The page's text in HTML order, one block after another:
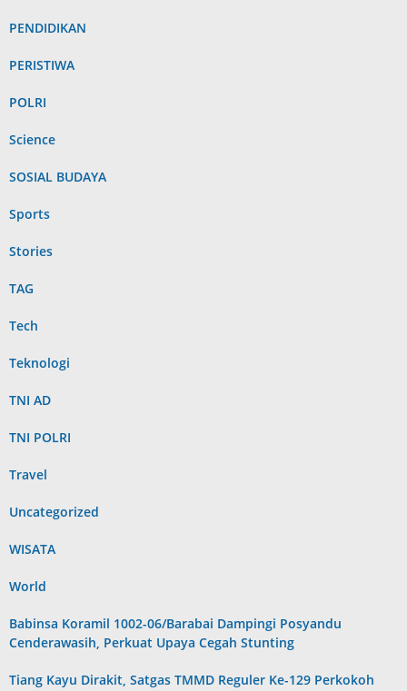
PENDIDIKAN
PERISTIWA
POLRI
Science
SOSIAL BUDAYA
Sports
Stories
TAG
Tech
Teknologi
TNI AD
TNI POLRI
Travel
Uncategorized
WISATA
World
Babinsa Koramil 1002-06/Barabai Dampingi Posyandu
Cenderawasih, Perkuat Upaya Cegah Stunting
Tiang Kayu Dirakit, Satgas TMMD Reguler Ke-129 Perkokoh